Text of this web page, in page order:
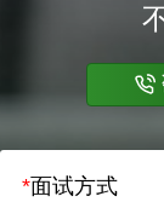
*面试方式